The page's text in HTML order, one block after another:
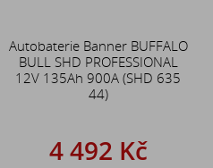
Autobaterie Banner BUFFALO
BULL SHD PROFESSIONAL
12V 135Ah 900A (SHD 635
44)
4 492 Kč